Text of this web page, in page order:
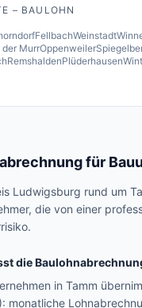
– BAULOHN
FellbachWeinstadt
der MurrOppenweiler
RemshaldenPlüderhausen
für
Ludwigsburg rund um
die von einer
die
in Tamm
monatliche